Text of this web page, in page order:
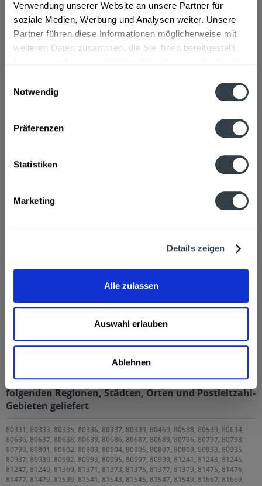
Verwendung unserer Website an unsere Partner für
soziale Medien, Werbung und Analysen weiter. Unsere
Partner führen diese Informationen möglicherweise mit
weiteren Daten zusammen, die Sie ihnen bereitgestellt
Notwendig
Präferenzen
Statistiken
Marketing
Details zeigen
Alle zulassen
Auswahl erlauben
Ablehnen
Lebensmittelunternehmer
Global Drinks Partnershop GmbH, Lindwurmstraße 88,
80337 München, Telefon: +49 (0) 89 787978690.mehr
Brennwert 37 kcal / 155 kJ Fett 0 g davon gesättigte
Kunden kauften auch
Kunden haben sich ebenfalls angesehen
Fever-Tree Bitter Lemon 6 x 0,75l
Fever-Tree Bitter Lemon 6 x 0,75l wird in den
folgenden Regionen, Städten, Orten und Postleitzahl-
Gebieten geliefert
80331, 80333, 80335, 80336, 80337, 80339, 80469, 80538, 80539, 80634,
80636, 80637, 80638, 80639, 80686, 80687, 80689, 80796, 80797, 80798,
80799, 80801, 80802, 80803, 80804, 80805, 80807, 80809, 80933, 80935,
80937, 80939, 80992, 80993, 80995, 80997, 80999, 81241, 81243, 81245,
81247, 81249, 81369, 81371, 81373, 81375, 81377, 81379, 81475, 81476,
81477, 81479, 81539, 81541, 81543, 81545, 81547, 81549, 81667, 81669,